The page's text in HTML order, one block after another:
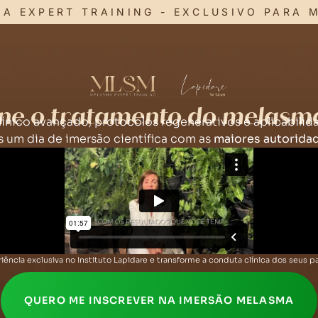
EXPERT TRAINING - EXCLUSIVO PARA
o tratamento do
avançado, protocolos regenerativos e
um dia de imersão científica com as maiores
exclusiva no Instituto Lapidare e transforme a conduta clínica dos seus
QUERO ME INSCREVER NA IMERSÃO MELASMA